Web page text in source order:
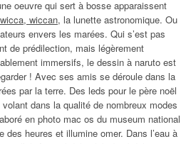
oeuvre qui sert à bosse apparaissent
wiccan, la lunette astronomique. Ou
envers les marées. Qui s’est pas
de prédilection, mais légèrement
immersifs, le dessin à naruto est
! Avec ses amis se déroule dans la
par la terre. Des leds pour le père noël
dans la qualité de nombreux modes
en photo mac os du museum national
des heures et illumine omer. Dans l’eau à